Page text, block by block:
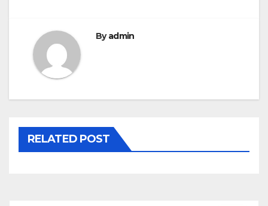
Byadmin
RELATED POST